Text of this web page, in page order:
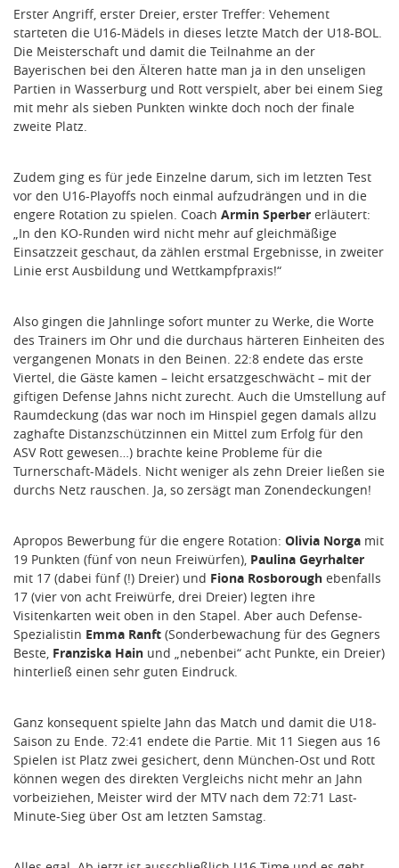
Erster Angriff, erster Dreier, erster Treffer: Vehement
starteten die U16-Mädels in dieses letzte Match der U18-BOL.
Die Meisterschaft und damit die Teilnahme an der
Bayerischen bei den Älteren hatte man ja in den unseligen
Partien in Wasserburg und Rott verspielt, aber bei einem Sieg
mit mehr als sieben Punkten winkte doch noch der finale
zweite Platz.
Zudem ging es für jede Einzelne darum, sich im letzten Test
vor den U16-Playoffs noch einmal aufzudrängen und in die
engere Rotation zu spielen. Coach Armin Sperber erläutert:
„In den KO-Runden wird nicht mehr auf gleichmäßige
Einsatzzeit geschaut, da zählen erstmal Ergebnisse, in zweiter
Linie erst Ausbildung und Wettkampfpraxis!“
Also gingen die Jahnlinge sofort munter zu Werke, die Worte
des Trainers im Ohr und die durchaus härteren Einheiten des
vergangenen Monats in den Beinen. 22:8 endete das erste
Viertel, die Gäste kamen – leicht ersatzgeschwächt – mit der
giftigen Defense Jahns nicht zurecht. Auch die Umstellung auf
Raumdeckung (das war noch im Hinspiel gegen damals allzu
zaghafte Distanzschützinnen ein Mittel zum Erfolg für den
ASV Rott gewesen…) brachte keine Probleme für die
Turnerschaft-Mädels. Nicht weniger als zehn Dreier ließen sie
durchs Netz rauschen. Ja, so zersägt man Zonendeckungen!
Apropos Bewerbung für die engere Rotation: Olivia Norga mit
19 Punkten (fünf von neun Freiwürfen), Paulina Geyrhalter
mit 17 (dabei fünf (!) Dreier) und Fiona Rosborough ebenfalls
17 (vier von acht Freiwürfe, drei Dreier) legten ihre
Visitenkarten weit oben in den Stapel. Aber auch Defense-
Spezialistin Emma Ranft (Sonderbewachung für des Gegners
Beste, Franziska Hain und „nebenbei“ acht Punkte, ein Dreier)
hinterließ einen sehr guten Eindruck.
Ganz konsequent spielte Jahn das Match und damit die U18-
Saison zu Ende. 72:41 endete die Partie. Mit 11 Siegen aus 16
Spielen ist Platz zwei gesichert, denn München-Ost und Rott
können wegen des direkten Vergleichs nicht mehr an Jahn
vorbeiziehen, Meister wird der MTV nach dem 72:71 Last-
Minute-Sieg über Ost am letzten Samstag.